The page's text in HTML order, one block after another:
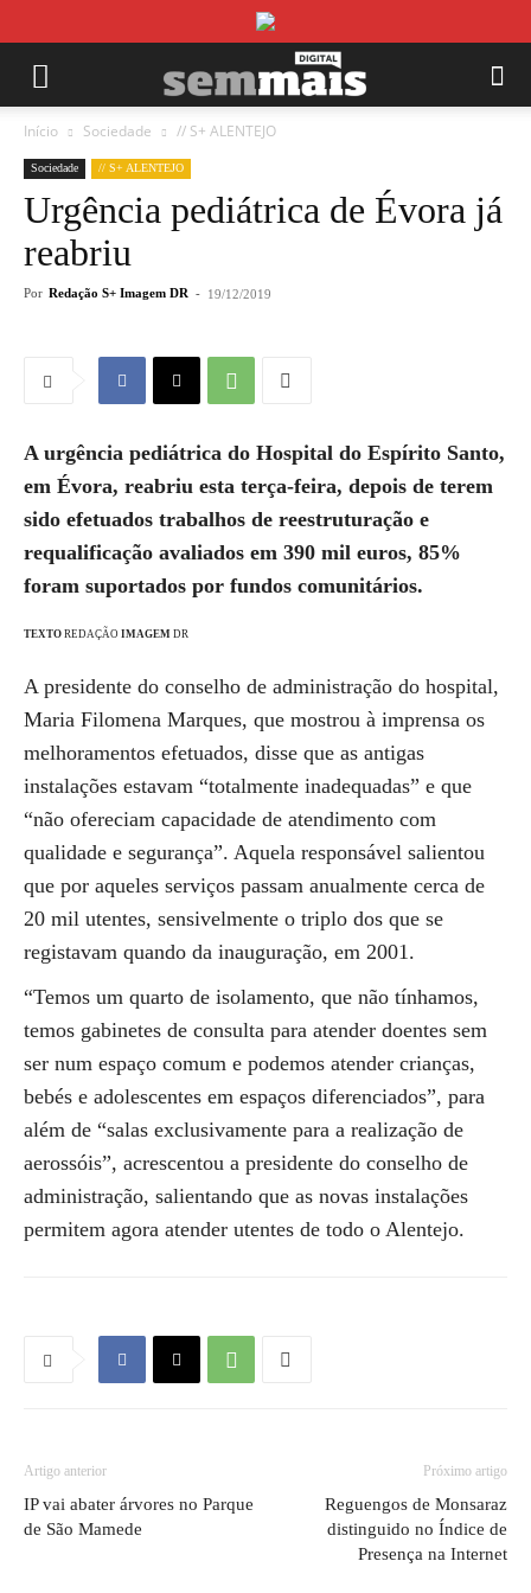
Início Sociedade // S+ ALENTEJO
Sociedade // S+ ALENTEJO
Urgência pediátrica de Évora já
reabriu
Por Redação S+ Imagem DR - 19/12/2019
A urgência pediátrica do Hospital do Espírito Santo,
em Évora, reabriu esta terça-feira, depois de terem
sido efetuados trabalhos de reestruturação e
requalificação avaliados em 390 mil euros, 85%
foram suportados por fundos comunitários.
TEXTO REDAÇÃO IMAGEM DR
A presidente do conselho de administração do hospital,
Maria Filomena Marques, que mostrou à imprensa os
melhoramentos efetuados, disse que as antigas
instalações estavam “totalmente inadequadas” e que
“não ofereciam capacidade de atendimento com
qualidade e segurança”. Aquela responsável salientou
que por aqueles serviços passam anualmente cerca de
20 mil utentes, sensivelmente o triplo dos que se
registavam quando da inauguração, em 2001.
“Temos um quarto de isolamento, que não tínhamos,
temos gabinetes de consulta para atender doentes sem
ser num espaço comum e podemos atender crianças,
bebés e adolescentes em espaços diferenciados”, para
além de “salas exclusivamente para a realização de
aerossóis”, acrescentou a presidente do conselho de
administração, salientando que as novas instalações
permitem agora atender utentes de todo o Alentejo.
Artigo anterior
IP vai abater árvores no Parque
de São Mamede
Próximo artigo
Reguengos de Monsaraz
distinguido no Índice de
Presença na Internet